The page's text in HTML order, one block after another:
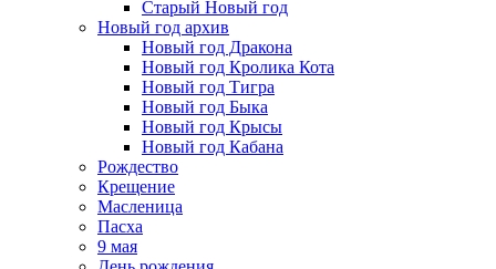
Старый Новый год
Новый год архив
Новый год Дракона
Новый год Кролика Кота
Новый год Тигра
Новый год Быка
Новый год Крысы
Новый год Кабана
Рождество
Крещение
Масленица
Пасха
9 мая